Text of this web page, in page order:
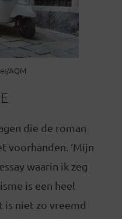
AQM
die de roman
voorhanden. ‘Mijn
waarin ik zeg
is een heel
is niet zo vreemd